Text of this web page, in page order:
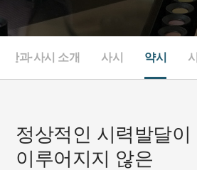
백내장·노안
망막
녹내장
성형안과
안질환
드림렌
안구건
내과
안과·사시 소개 사시 약시
정상적인 시력발달이
이루어지지 않은